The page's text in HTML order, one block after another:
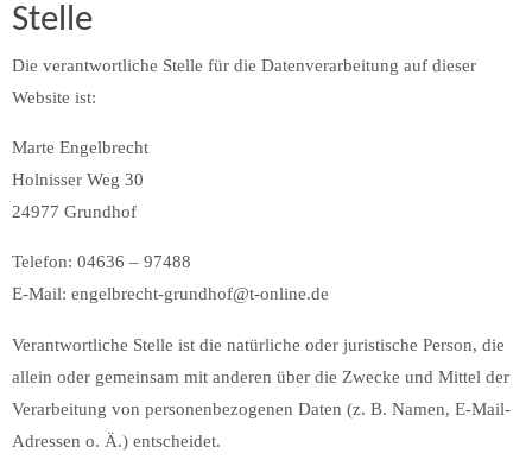
Stelle
Die verantwortliche Stelle für die Datenverarbeitung auf dieser
Website ist:
Marte Engelbrecht
Holnisser Weg 30
24977 Grundhof
Telefon: 04636 – 97488
E-Mail: engelbrecht-grundhof@t-online.de
Verantwortliche Stelle ist die natürliche oder juristische Person, die
allein oder gemeinsam mit anderen über die Zwecke und Mittel der
Verarbeitung von personenbezogenen Daten (z. B. Namen, E-Mail-
Adressen o. Ä.) entscheidet.